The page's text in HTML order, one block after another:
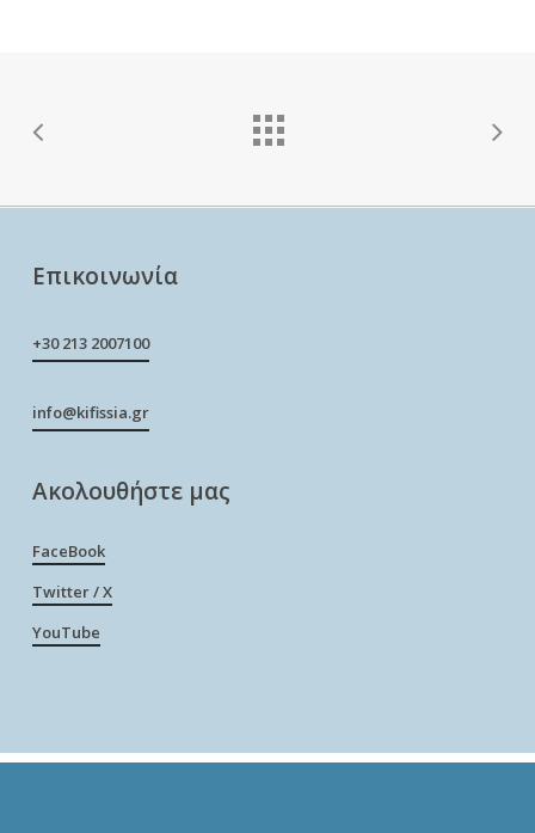
Επικοινωνία
+30 213 2007100
info@kifissia.gr
Ακολουθήστε μας
FaceBook
Twitter / X
YouTube